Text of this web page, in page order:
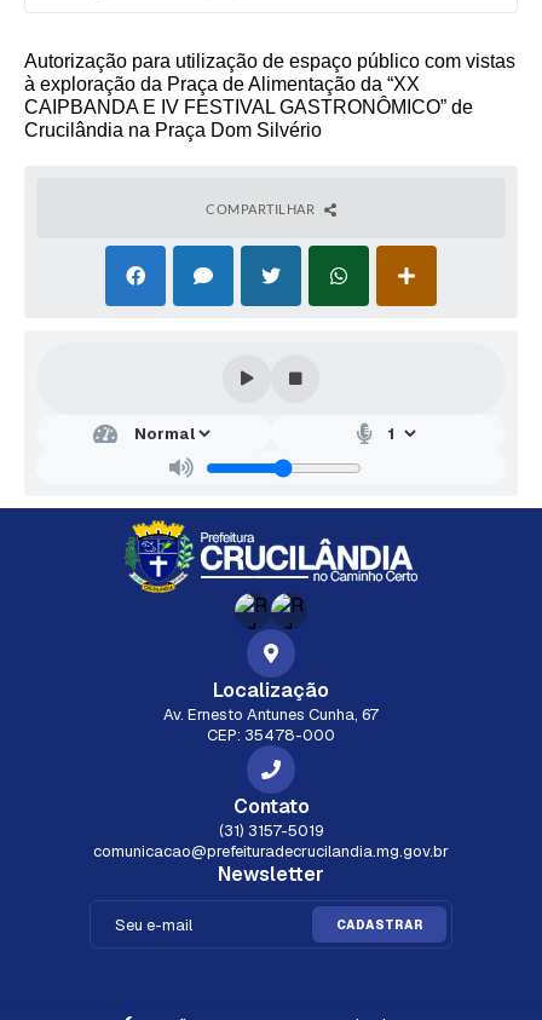
Autorização para utilização de espaço público com vistas
à exploração da Praça de Alimentação da “XX
CAIPBANDA E IV FESTIVAL GASTRONÔMICO” de
Crucilândia na Praça Dom Silvério
COMPARTILHAR
Localização
Av. Ernesto Antunes Cunha, 67
CEP: 35478-000
Contato
(31) 3157-5019
comunicacao@prefeituradecrucilandia.mg.gov.br
Newsletter
CADASTRAR